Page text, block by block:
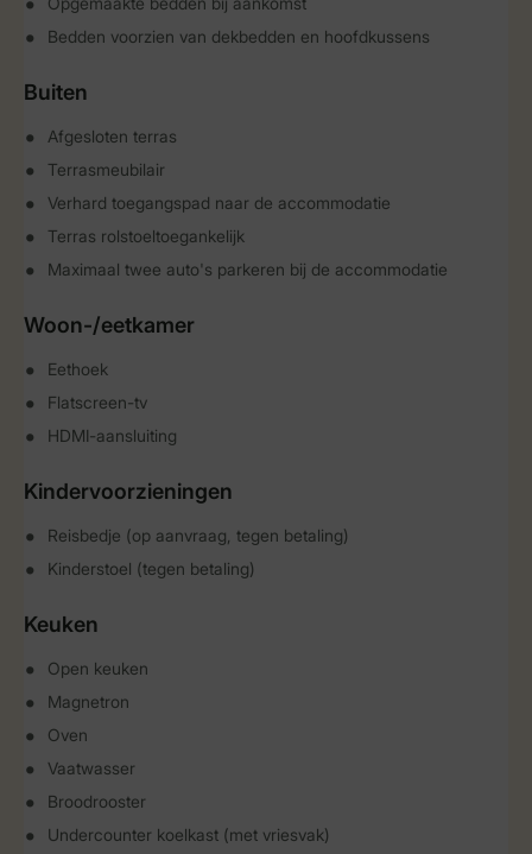
Bedden voorzien van dekbedden en hoofdkussens
Buiten
Afgesloten terras
Terrasmeubilair
Verhard toegangspad naar de accommodatie
Terras rolstoeltoegankelijk
Maximaal twee auto's parkeren bij de accommodatie
Woon-/eetkamer
Eethoek
Flatscreen-tv
HDMI-aansluiting
Kindervoorzieningen
Reisbedje (op aanvraag, tegen betaling)
Kinderstoel (tegen betaling)
Keuken
Open keuken
Magnetron
Oven
Vaatwasser
Broodrooster
Undercounter koelkast (met vriesvak)